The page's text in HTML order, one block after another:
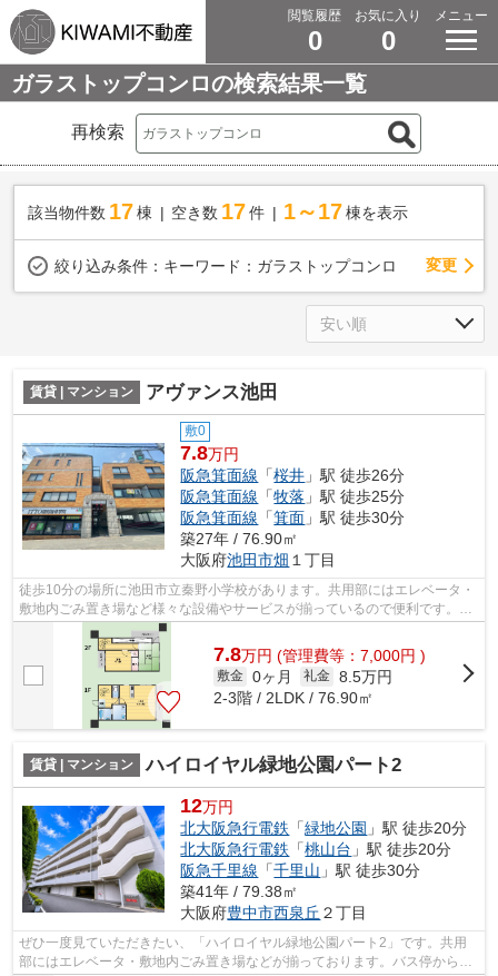
閲覧履歴
0
お気に入り
0
メニュー
ガラストップコンロの検索結果一覧
再検索
該当物件数 17棟 空き数 17 件 1～17 棟を表示
絞り込み条件： キーワード：ガラストップコンロ 変更
賃貸 | マンション アヴァンス池田
敷0
7.8万円
阪急箕面線 「桜井 」駅 徒歩26分
阪急箕面線 「牧落 」駅 徒歩25分
阪急箕面線 「箕面 」駅 徒歩30分
築27年 / 76.90㎡
大阪府池田市畑 １丁目
徒歩10分の場所に池田市立秦野小学校があります。共用部にはエレベータ・
敷地内ごみ置き場など様々な設備やサービスが揃っているので便利です。こ
ちらはマンションタイプになります。...
7.8万円 (管理費等：7,000円 )
敷金 0ヶ月 礼金 8.5万円
2-3階 / 2LDK / 76.90㎡
賃貸 | マンション ハイロイヤル緑地公園パート2
12万円
北大阪急行電鉄 「緑地公園 」駅 徒歩20分
北大阪急行電鉄 「桃山台 」駅 徒歩20分
阪急千里線 「千里山 」駅 徒歩30分
築41年 / 79.38㎡
大阪府豊中市西泉丘 ２丁目
ぜひ一度見ていただきたい、「ハイロイヤル緑地公園パート2」です。共用
部にはエレベータ・敷地内ごみ置き場などが揃っております。バス停から徒